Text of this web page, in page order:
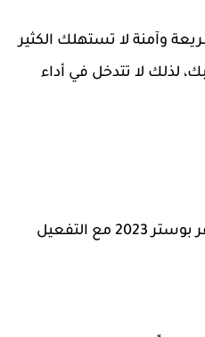
وآمنة لا تستهلك الكثير
لذلك لا تتدخل في أداء
مميزات تحميل برنامج درايفر بوستر 2023 مع التفعيل